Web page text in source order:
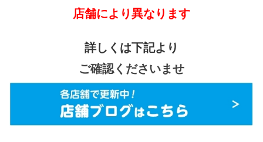
店舗により異なります
詳しくは下記より
ご確認くださいませ